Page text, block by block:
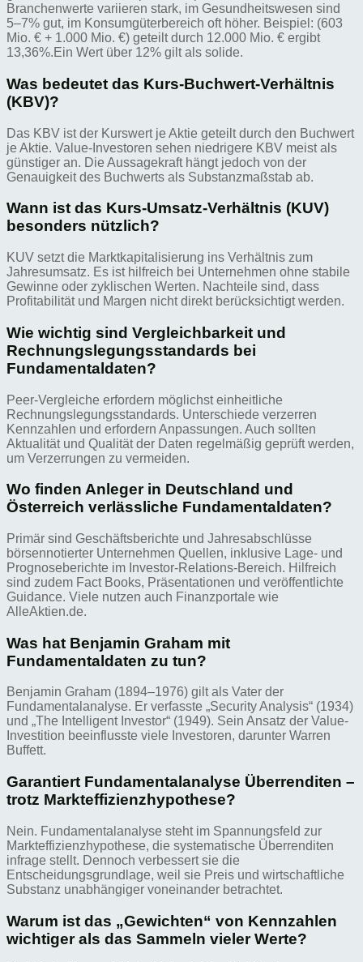
Branchenwerte variieren stark, im Gesundheitswesen sind
5–7% gut, im Konsumgüterbereich oft höher. Beispiel: (603
Mio. € + 1.000 Mio. €) geteilt durch 12.000 Mio. € ergibt
13,36%.Ein Wert über 12% gilt als solide.
Was bedeutet das Kurs-Buchwert-Verhältnis
(KBV)?
Das KBV ist der Kurswert je Aktie geteilt durch den Buchwert
je Aktie. Value-Investoren sehen niedrigere KBV meist als
günstiger an. Die Aussagekraft hängt jedoch von der
Genauigkeit des Buchwerts als Substanzmaßstab ab.
Wann ist das Kurs-Umsatz-Verhältnis (KUV)
besonders nützlich?
KUV setzt die Marktkapitalisierung ins Verhältnis zum
Jahresumsatz. Es ist hilfreich bei Unternehmen ohne stabile
Gewinne oder zyklischen Werten. Nachteile sind, dass
Profitabilität und Margen nicht direkt berücksichtigt werden.
Wie wichtig sind Vergleichbarkeit und
Rechnungslegungsstandards bei
Fundamentaldaten?
Peer-Vergleiche erfordern möglichst einheitliche
Rechnungslegungsstandards. Unterschiede verzerren
Kennzahlen und erfordern Anpassungen. Auch sollten
Aktualität und Qualität der Daten regelmäßig geprüft werden,
um Verzerrungen zu vermeiden.
Wo finden Anleger in Deutschland und
Österreich verlässliche Fundamentaldaten?
Primär sind Geschäftsberichte und Jahresabschlüsse
börsennotierter Unternehmen Quellen, inklusive Lage- und
Prognoseberichte im Investor-Relations-Bereich. Hilfreich
sind zudem Fact Books, Präsentationen und veröffentlichte
Guidance. Viele nutzen auch Finanzportale wie
AlleAktien.de.
Was hat Benjamin Graham mit
Fundamentaldaten zu tun?
Benjamin Graham (1894–1976) gilt als Vater der
Fundamentalanalyse. Er verfasste „Security Analysis“ (1934)
und „The Intelligent Investor“ (1949). Sein Ansatz der Value-
Investition beeinflusste viele Investoren, darunter Warren
Buffett.
Garantiert Fundamentalanalyse Überrenditen –
trotz Markteffizienzhypothese?
Nein. Fundamentalanalyse steht im Spannungsfeld zur
Markteffizienzhypothese, die systematische Überrenditen
infrage stellt. Dennoch verbessert sie die
Entscheidungsgrundlage, weil sie Preis und wirtschaftliche
Substanz unabhängiger voneinander betrachtet.
Warum ist das „Gewichten“ von Kennzahlen
wichtiger als das Sammeln vieler Werte?